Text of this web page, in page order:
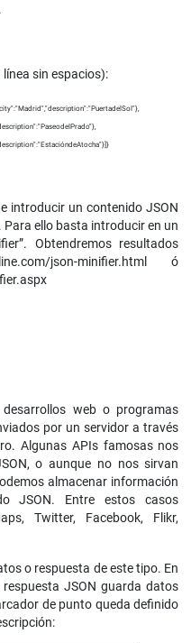
sin espacios):
introducir un contenido JSON
ello basta introducir en un
Obtendremos resultados
json-minifier.html ó
web o programas
por un servidor a través
Algunas APIs famosas nos
o aunque no nos sirvan
almacenar información
JSON. Entre estos casos
Twitter, Facebook, Flikr,
o respuesta de este tipo. En
JSON guarda datos
de punto queda definido